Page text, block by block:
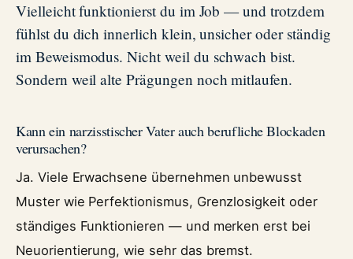
Vielleicht funktionierst du im Job — und trotzdem
fühlst du dich innerlich klein, unsicher oder ständig
im Beweismodus. Nicht weil du schwach bist.
Sondern weil alte Prägungen noch mitlaufen.
Kann ein narzisstischer Vater auch berufliche Blockaden
verursachen?
Ja. Viele Erwachsene übernehmen unbewusst
Muster wie Perfektionismus, Grenzlosigkeit oder
ständiges Funktionieren — und merken erst bei
Neuorientierung, wie sehr das bremst.